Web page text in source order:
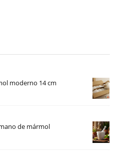
moderno 14 cm
de mármol